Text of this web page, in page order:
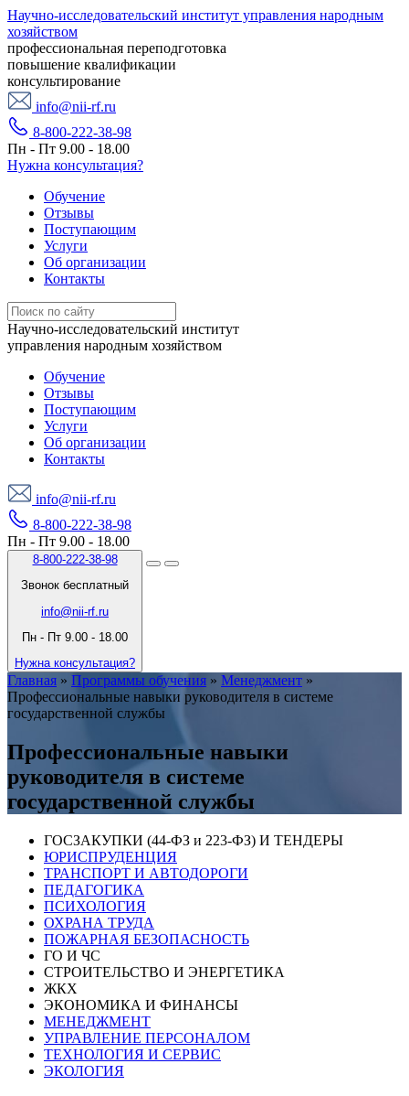
Научно-исследовательский институт управления народным
хозяйством
профессиональная переподготовка
повышение квалификации
консультирование
info@nii-rf.ru
8-800-222-38-98
Пн - Пт 9.00 - 18.00
Нужна консультация?
Обучение
Отзывы
Поступающим
Услуги
Об организации
Контакты
Научно-исследовательский институт
управления народным хозяйством
Обучение
Отзывы
Поступающим
Услуги
Об организации
Контакты
info@nii-rf.ru
8-800-222-38-98
Пн - Пт 9.00 - 18.00
8-800-222-38-98
Звонок бесплатный
info@nii-rf.ru
Пн - Пт 9.00 - 18.00
Нужна консультация?
Главная » Программы обучения » Менеджмент »
Профессиональные навыки руководителя в системе
государственной службы
Профессиональные навыки
руководителя в системе
государственной службы
ГОСЗАКУПКИ (44-ФЗ и 223-ФЗ) И ТЕНДЕРЫ
ЮРИСПРУДЕНЦИЯ
ТРАНСПОРТ И АВТОДОРОГИ
ПЕДАГОГИКА
ПСИХОЛОГИЯ
ОХРАНА ТРУДА
ПОЖАРНАЯ БЕЗОПАСНОСТЬ
ГО И ЧС
СТРОИТЕЛЬСТВО И ЭНЕРГЕТИКА
ЖКХ
ЭКОНОМИКА И ФИНАНСЫ
МЕНЕДЖМЕНТ
УПРАВЛЕНИЕ ПЕРСОНАЛОМ
ТЕХНОЛОГИЯ И СЕРВИС
ЭКОЛОГИЯ